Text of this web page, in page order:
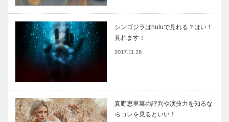
シンゴジラはhuluで見れる？はい！
見れます！
2017.11.28
真野恵里菜の評判や演技力を知るな
らコレを見るといい！